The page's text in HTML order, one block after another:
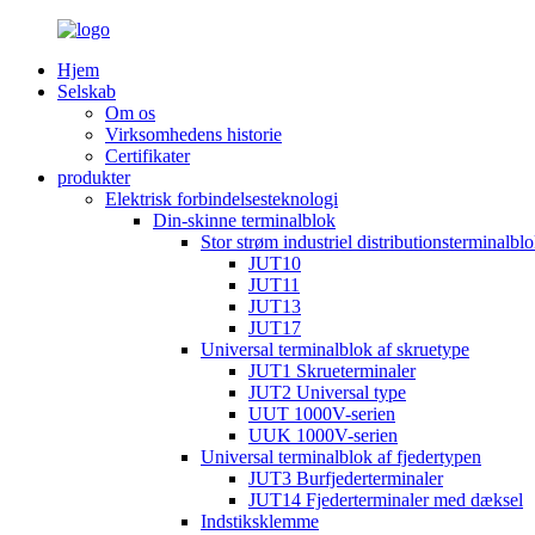
Hjem
Selskab
Om os
Virksomhedens historie
Certifikater
produkter
Elektrisk forbindelsesteknologi
Din-skinne terminalblok
Stor strøm industriel
JUT10
JUT11
JUT13
JUT17
Universal terminalblok af skruetype
JUT1 Skrueterminaler
JUT2 Universal type
UUT 1000V-serien
UUK 1000V-serien
Universal terminalblok af fjedertypen
JUT3 Burfjederterminaler
JUT14 Fjederterminaler med dæksel
Indstiksklemme